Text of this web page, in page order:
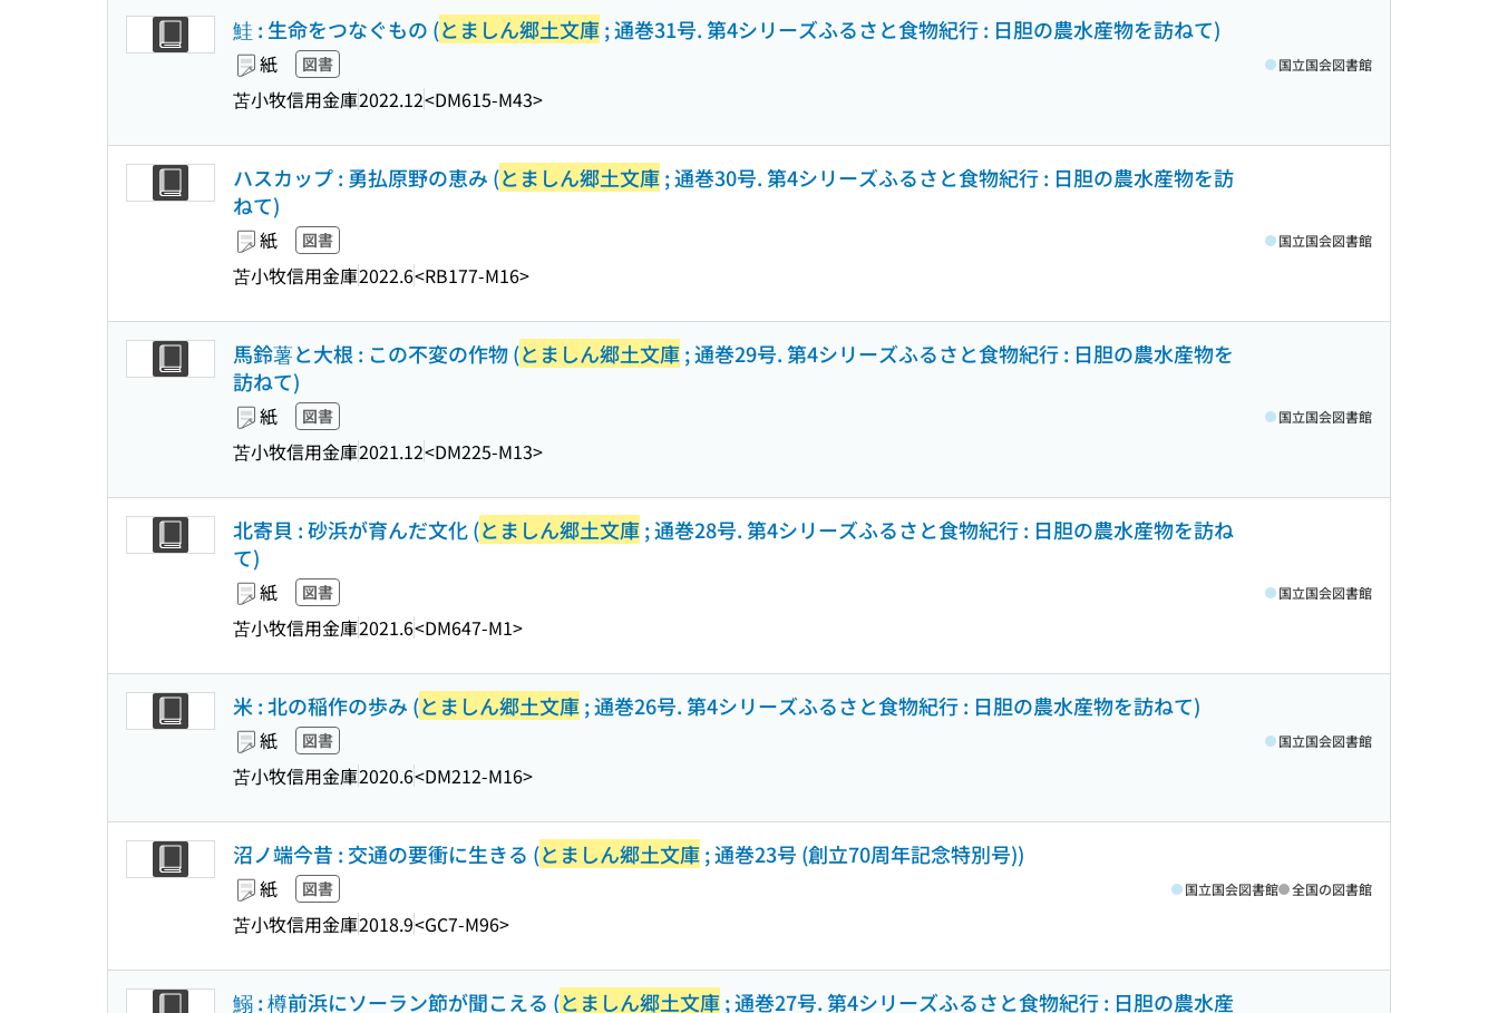
鮭 : 生命をつなぐもの (とましん郷土文庫; 通巻31号. 第4シリーズふるさと食物紀行 : 日胆の農水産物を訪ねて)
紙 図書
苫小牧信用金庫2022.12<DM615-M43>
国立国会図書館
ハスカップ : 勇払原野の恵み (とましん郷土文庫; 通巻30号. 第4シリーズふるさと食物紀行 : 日胆の農水産物を訪
ねて)
紙 図書
苫小牧信用金庫2022.6<RB177-M16>
国立国会図書館
馬鈴薯と大根 : この不変の作物 (とましん郷土文庫; 通巻29号. 第4シリーズふるさと食物紀行 : 日胆の農水産物を
訪ねて)
紙 図書
苫小牧信用金庫2021.12<DM225-M13>
国立国会図書館
北寄貝 : 砂浜が育んだ文化 (とましん郷土文庫; 通巻28号. 第4シリーズふるさと食物紀行 : 日胆の農水産物を訪ね
て)
紙 図書
苫小牧信用金庫2021.6<DM647-M1>
国立国会図書館
米 : 北の稲作の歩み (とましん郷土文庫; 通巻26号. 第4シリーズふるさと食物紀行 : 日胆の農水産物を訪ねて)
紙 図書
苫小牧信用金庫2020.6<DM212-M16>
国立国会図書館
沼ノ端今昔 : 交通の要衝に生きる (とましん郷土文庫; 通巻23号 (創立70周年記念特別号))
紙 図書
苫小牧信用金庫2018.9<GC7-M96>
国立国会図書館 全国の図書館
鰯 : 樽前浜にソーラン節が聞こえる (とましん郷土文庫; 通巻27号. 第4シリーズふるさと食物紀行 : 日胆の農水産